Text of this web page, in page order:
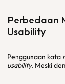
Perbedaan
Usability
Penggunaan kata
usability. Meski